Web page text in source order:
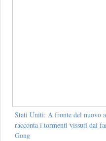
Stati Uniti: A fronte del nuovo
racconta i tormenti vissuti dai
Gong